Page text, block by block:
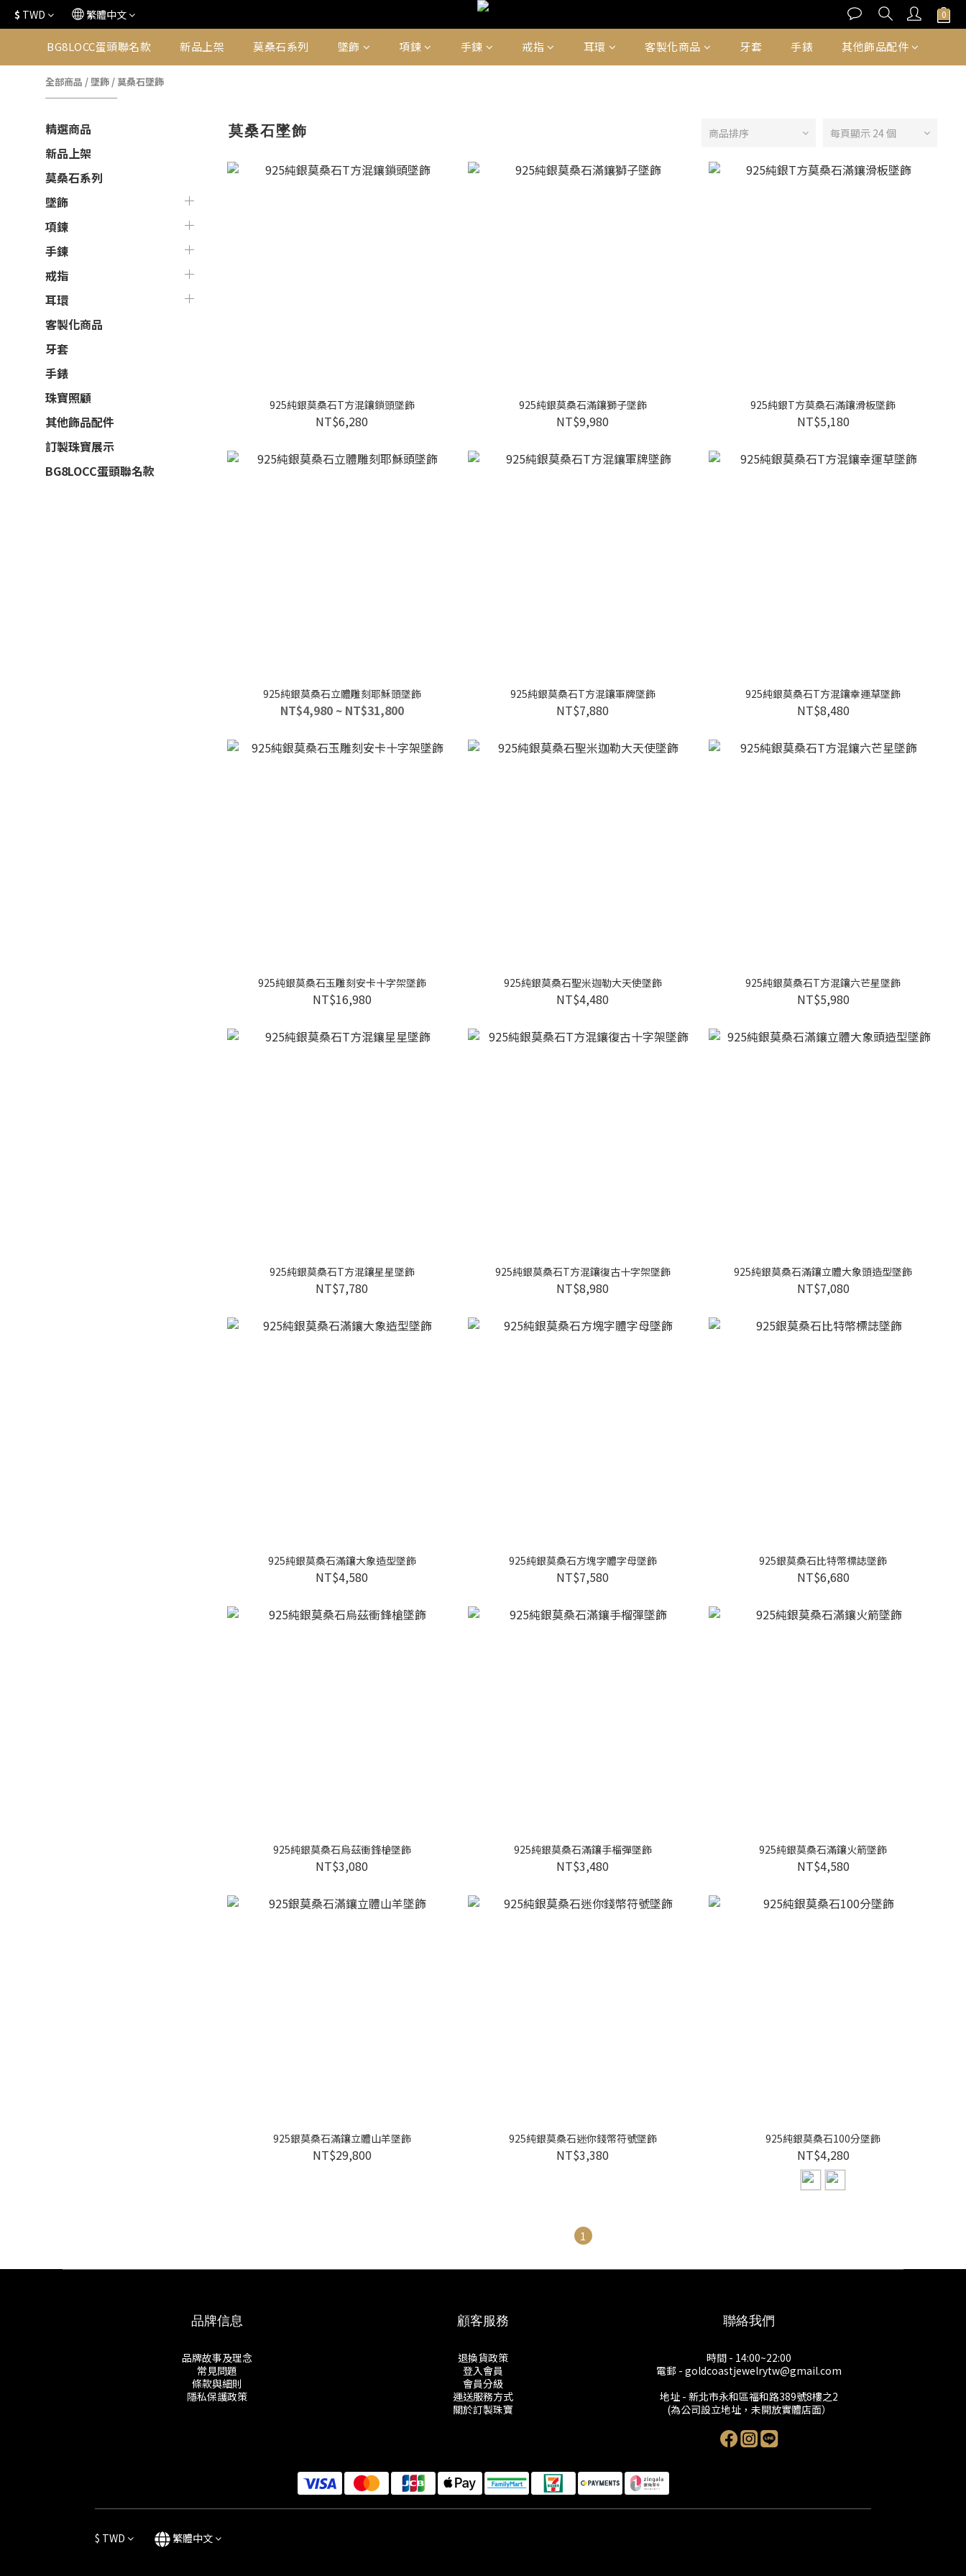
$ TWD 繁體中文
BG8LOCC蛋頭聯名款 新品上架 莫桑石系列 墜飾 項鍊 手鍊 戒指 耳環 客製化商品 牙套 手錶 其他飾品配件
全部商品 /墜飾 / 莫桑石墜飾
精選商品
新品上架
莫桑石系列
墜飾
項鍊
手鍊
戒指
耳環
客製化商品
牙套
手錶
珠寶照顧
其他飾品配件
訂製珠寶展示
BG8LOCC蛋頭聯名款
莫桑石墜飾 商品排序 每頁顯示 24 個
925純銀莫桑石T方混鑲鎖頭墜飾
NT$6,280
925純銀莫桑石滿鑲獅子墜飾
NT$9,980
925純銀T方莫桑石滿鑲滑板墜飾
NT$5,180
925純銀莫桑石立體雕刻耶穌頭墜飾
NT$4,980 ~ NT$31,800
925純銀莫桑石T方混鑲軍牌墜飾
NT$7,880
925純銀莫桑石T方混鑲幸運草墜飾
NT$8,480
925純銀莫桑石玉雕刻安卡十字架墜飾
NT$16,980
925純銀莫桑石聖米迦勒大天使墜飾
NT$4,480
925純銀莫桑石T方混鑲六芒星墜飾
NT$5,980
925純銀莫桑石T方混鑲星星墜飾
NT$7,780
925純銀莫桑石T方混鑲復古十字架墜飾
NT$8,980
925純銀莫桑石滿鑲立體大象頭造型墜飾
NT$7,080
925純銀莫桑石滿鑲大象造型墜飾
NT$4,580
925純銀莫桑石方塊字體字母墜飾
NT$7,580
925銀莫桑石比特幣標誌墜飾
NT$6,680
925純銀莫桑石烏茲衝鋒槍墜飾
NT$3,080
925純銀莫桑石滿鑲手榴彈墜飾
NT$3,480
925純銀莫桑石滿鑲火箭墜飾
NT$4,580
925銀莫桑石滿鑲立體山羊墜飾
NT$29,800
925純銀莫桑石迷你錢幣符號墜飾
NT$3,380
925純銀莫桑石100分墜飾
NT$4,280
1
品牌信息
品牌故事及理念
常見問題
條款與細則
隱私保護政策
顧客服務
退換貨政策
登入會員
會員分級
運送服務方式
關於訂製珠寶
聯絡我們
時間 - 14:00~22:00
電郵 - goldcoastjewelrytw@gmail.com
地址 - 新北市永和區福和路389號8樓之2
(為公司設立地址，未開放實體店面）
$ TWD 繁體中文